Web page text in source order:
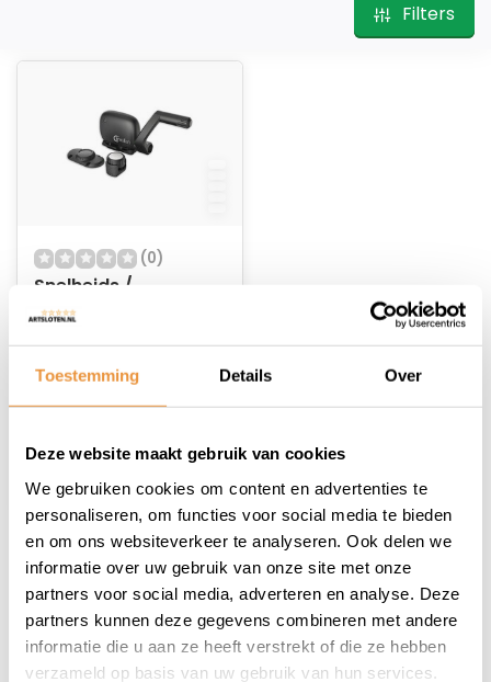
Toestemming Details Over
Deze website maakt gebruik van cookies
We gebruiken cookies om content en advertenties te
personaliseren, om functies voor social media te bieden
en om ons websiteverkeer te analyseren. Ook delen we
informatie over uw gebruik van onze site met onze
partners voor social media, adverteren en analyse. Deze
partners kunnen deze gegevens combineren met andere
informatie die u aan ze heeft verstrekt of die ze hebben
verzameld op basis van uw gebruik van hun services.
Filters
(0)
Snelheids /
Cadanssensor
Niet op voorraad
33,19
1